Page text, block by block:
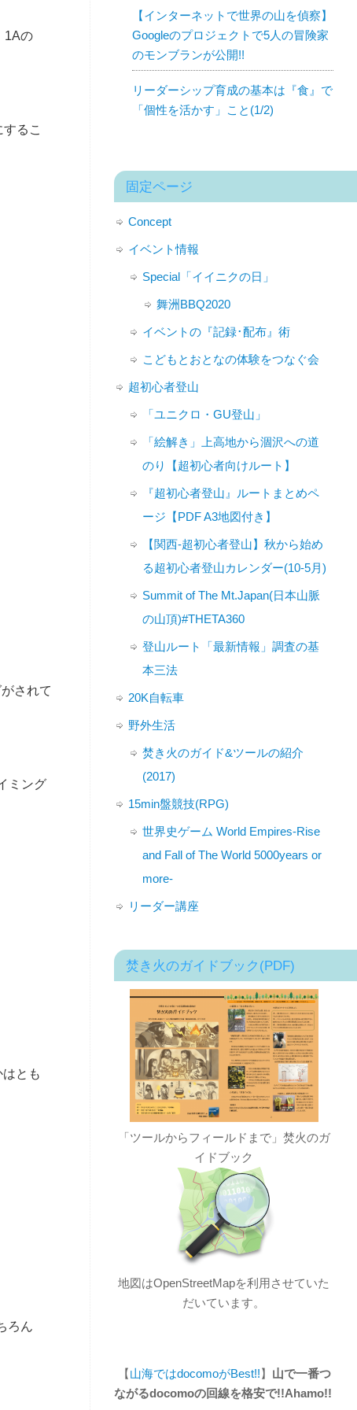
1Aの
るこ
されて
ミング
とも
ろん
【インターネットで世界の山を偵察】
Googleのプロジェクトで5人の冒険家
のモンブランが公開!!
リーダーシップ育成の基本は『食』で
「個性を活かす」こと(1/2)
固定ページ
Concept
イベント情報
Special「イイニクの日」
舞洲BBQ2020
イベントの『記録･配布』術
こどもとおとなの体験をつなぐ会
超初心者登山
「ユニクロ・GU登山」
「絵解き」上高地から涸沢への道
のり【超初心者向けルート】
『超初心者登山』ルートまとめペ
ージ【PDF A3地図付き】
【関西-超初心者登山】秋から始め
る超初心者登山カレンダー(10-5月)
Summit of The Mt.Japan(日本山脈
の山頂)#THETA360
登山ルート「最新情報」調査の基
本三法
20K自転車
野外生活
焚き火のガイド&ツールの紹介
(2017)
15min盤競技(RPG)
世界史ゲーム World Empires-Rise
and Fall of The World 5000years or
more-
リーダー講座
焚き火のガイドブック(PDF)
「ツールからフィールドまで」焚火のガ
イドブック
地図はOpenStreetMapを利用させていた
だいています。
【山海ではdocomoがBest!!】 山で一番つ
ながるdocomoの回線を格安で!!Ahamo!!